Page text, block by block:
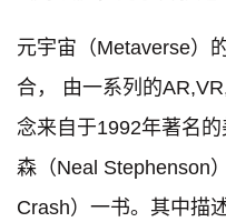
元宇宙（Metaverse）
合， 由一系列的
念来自于1992年著名
森（Neal Stephenson
Crash）一书。其中描